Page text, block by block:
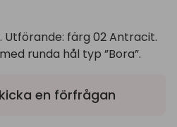
Utförande: färg 02 Antracit.
runda hål typ ”Bora”.
en förfrågan